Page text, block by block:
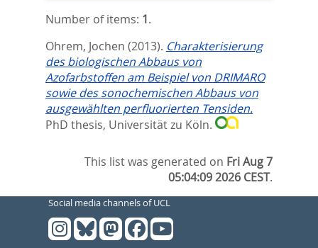
Number of items: 1.
Ohrem, Jochen (2013). Charakterisierung
des biologischen Abbaus von
Azofarbstoffen am Beispiel von DRIMARO
sowie des sonochemischen Abbaus von
ausgewählten perfluorierten Tensiden.
PhD thesis, Universität zu Köln.
This list was generated on Fri Aug 7
05:04:09 2026 CEST.
Social media channels of UCL